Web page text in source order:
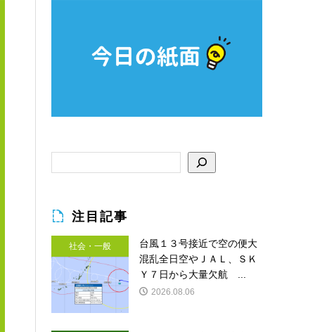
注目記事
社会・一般
台風１３号接近で空の便大
混乱全日空やＪＡＬ、ＳＫ
Ｙ７日から大量欠航 ...
2026.08.06